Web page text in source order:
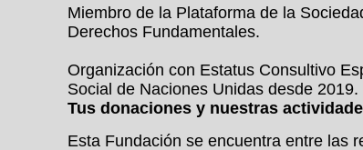
Miembro de la Plataforma de la
Derechos Fundamentales.
Organización con Estatus Consultivo
Social de Naciones Unidas desde 2019.
Tus donaciones y nuestras
Esta Fundación se encuentra entre las